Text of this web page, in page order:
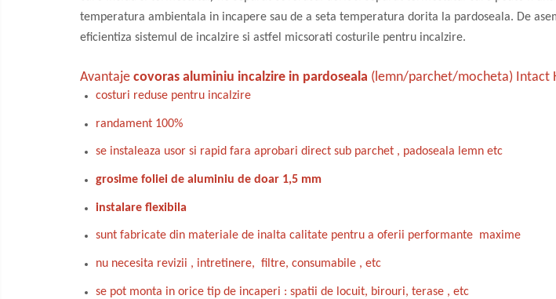
Termostate si accesorii
Kit complet incalzire in pardoseala
temperatura ambientala in incapere sau de a seta temperatura dorita la pardoseala. De
eficientiza sistemul de incalzire si astfel micsorati costurile pentru incalzire.
Avantaje covoras aluminiu incalzire in pardoseala (lemn/parchet/mocheta) Intact
costuri reduse pentru incalzire
randament 100%
se instaleaza usor si rapid fara aprobari direct sub parchet , padoseala lemn etc
grosime foliei de aluminiu de doar 1,5 mm
instalare flexibila
sunt fabricate din materiale de inalta calitate pentru a oferii performante maxime
nu necesita revizii , intretinere, filtre, consumabile , etc
se pot monta in orice tip de incaperi : spatii de locuit, birouri, terase , etc